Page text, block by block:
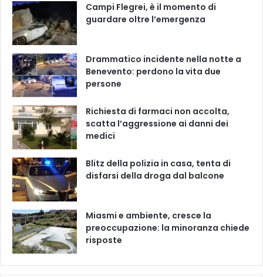
Campi Flegrei, è il momento di
guardare oltre l’emergenza
Drammatico incidente nella notte a
Benevento: perdono la vita due
persone
Richiesta di farmaci non accolta,
scatta l’aggressione ai danni dei
medici
Blitz della polizia in casa, tenta di
disfarsi della droga dal balcone
Miasmi e ambiente, cresce la
preoccupazione: la minoranza chiede
risposte